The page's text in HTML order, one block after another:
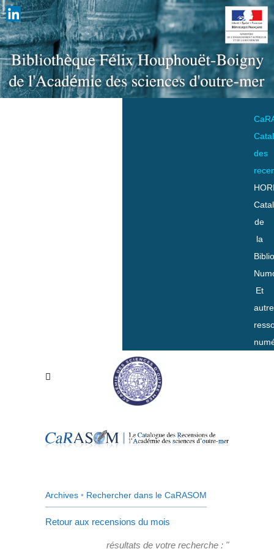
des
de
la
Et
Archives • Rechercher dans le CaRASOM
Retour aux recensions du mois
résultats de votre recherche : "